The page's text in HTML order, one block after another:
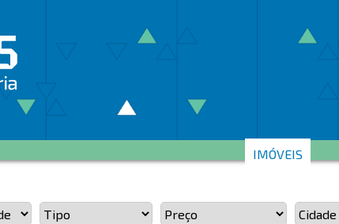
IMÓVEIS